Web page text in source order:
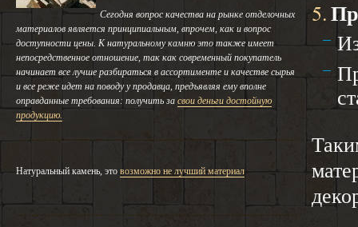
Сегодня вопрос качества на рынке отделочных
материалов является принципиальным, впрочем, как и вопрос
доступности цены. К натуральному камню это также имеет
непосредственное отношение, так как современный покупатель
начинает все лучше разбираться в ассортименте и качестве сырья
и все реже идет на поводу у продавца, предъявляя ему вполне
оправданные требования: получить за свои деньги достойную
продукцию.
Натуральный камень, этовозможно не лучший материал
5.